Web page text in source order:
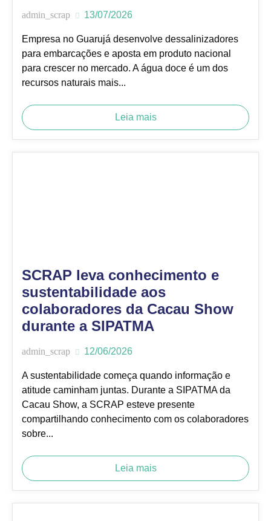
admin_scrap 13/07/2026
Empresa no Guarujá desenvolve dessalinizadores
para embarcações e aposta em produto nacional
para crescer no mercado. A água doce é um dos
recursos naturais mais...
Leia mais
SCRAP leva conhecimento e
sustentabilidade aos
colaboradores da Cacau Show
durante a SIPATMA
admin_scrap 12/06/2026
A sustentabilidade começa quando informação e
atitude caminham juntas. Durante a SIPATMA da
Cacau Show, a SCRAP esteve presente
compartilhando conhecimento com os colaboradores
sobre...
Leia mais